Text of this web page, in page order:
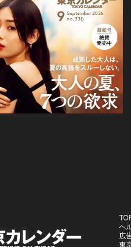
ヘ
広
東